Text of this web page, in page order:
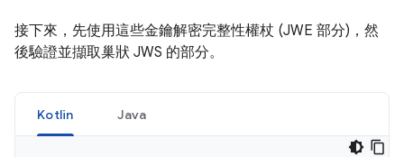
接下來，先使用這些金鑰解密完整性權杖 (JWE 部分)，然
後驗證並擷取巢狀 JWS 的部分。
Kotlin Java